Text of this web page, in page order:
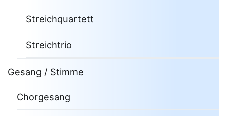
Streichquartett
Streichtrio
Gesang / Stimme
Chorgesang